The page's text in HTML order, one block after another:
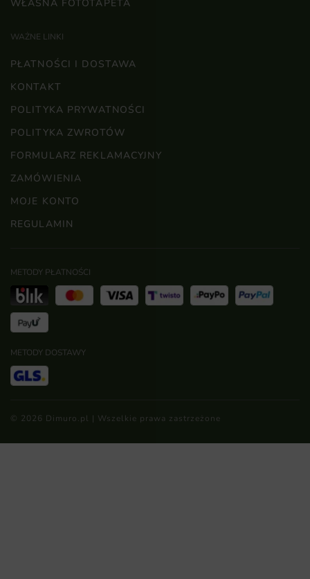
WŁASNA FOTOTAPETA
WAŻNE LINKI
PŁATNOŚCI I DOSTAWA
KONTAKT
POLITYKA PRYWATNOŚCI
POLITYKA ZWROTÓW
FORMULARZ REKLAMACYJNY
ZAMÓWIENIA
MOJE KONTO
REGULAMIN
METODY PŁATNOŚCI
METODY DOSTAWY
© 2026 Dimuro.pl | Wszelkie prawa zastrzeżone